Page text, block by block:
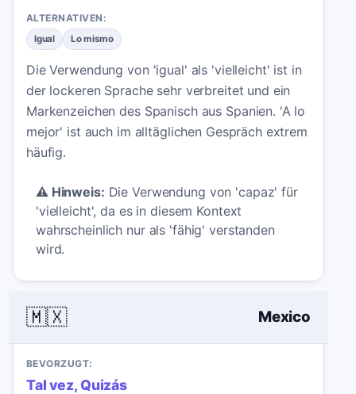
ALTERNATIVEN:
Igual Lo mismo
Die Verwendung von 'igual' als 'vielleicht' ist in
der lockeren Sprache sehr verbreitet und ein
Markenzeichen des Spanisch aus Spanien. 'A lo
mejor' ist auch im alltäglichen Gespräch extrem
häufig.
⚠️ Hinweis: Die Verwendung von 'capaz' für
'vielleicht', da es in diesem Kontext
wahrscheinlich nur als 'fähig' verstanden
wird.
🇲🇽 Mexico
BEVORZUGT:
Tal vez, Quizás